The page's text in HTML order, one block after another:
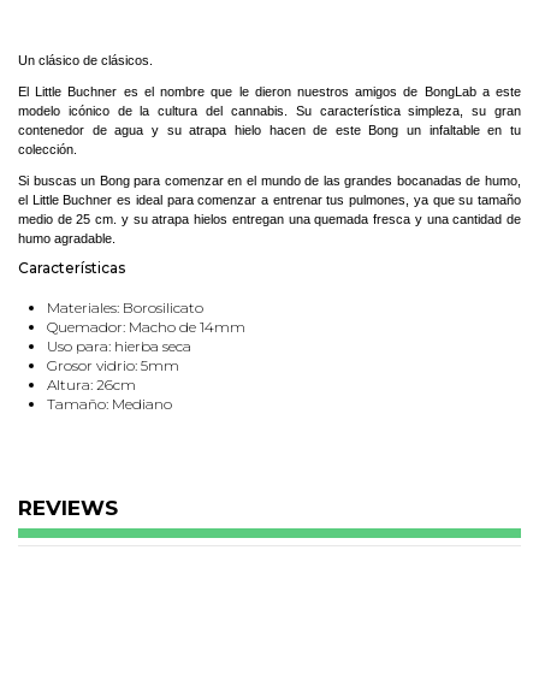
Un clásico de clásicos.
El Little Buchner es el nombre que le dieron nuestros amigos de BongLab a este
modelo icónico de la cultura del cannabis. Su característica simpleza, su gran
contenedor de agua y su atrapa hielo hacen de este Bong un infaltable en tu
colección.
Si buscas un Bong para comenzar en el mundo de las grandes bocanadas de humo,
el Little Buchner es ideal para comenzar a entrenar tus pulmones, ya que su tamaño
medio de 25 cm. y su atrapa hielos entregan una quemada fresca y una cantidad de
humo agradable.
Características
Materiales: Borosilicato
Quemador: Macho de 14mm
Uso para: hierba seca
Grosor vidrio: 5mm
Altura: 26cm
Tamaño: Mediano
REVIEWS